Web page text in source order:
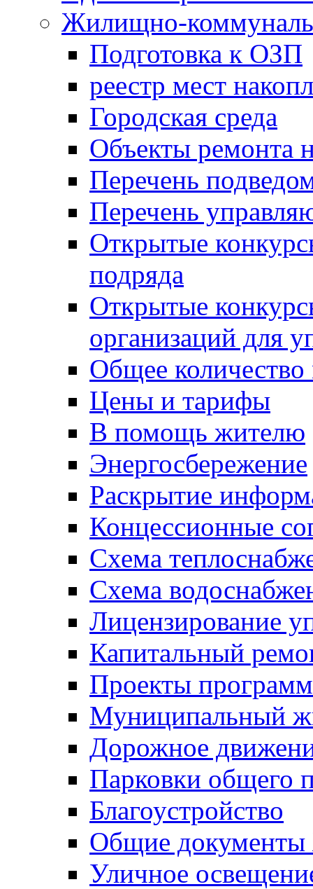
Жилищно-
Подготовка к ОЗП
реестр мест
Городская среда
Объекты ремонта
Перечень
Перечень
Открытые
подряда
Открытые
организаций для
Общее
Цены и тарифы
В помощь жителю
Энергосбережение
Раскрытие
Концессионные
Схема
Схема
Лицензирование
Капитальный
Проекты программ
Муниципальный
Дорожное
Парковки общего
Благоустройство
Общие
Уличное